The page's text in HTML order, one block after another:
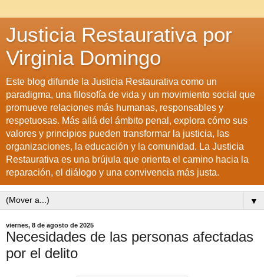
Justicia Restaurativa por
Virginia Domingo
Este blog difunde la Justicia Restaurativa como un
paradigma, una filosofía de vida y un movimiento social que
promueve relaciones más humanas, responsables y
respetuosas. Más allá del ámbito penal, explora cómo sus
valores y principios pueden transformar la justicia, las
organizaciones, la educación y la comunidad. La Justicia
Restaurativa es una brújula que orienta el camino hacia la
reparación, el diálogo y una convivencia más justa.
▼
viernes, 8 de agosto de 2025
Necesidades de las personas afectadas
por el delito